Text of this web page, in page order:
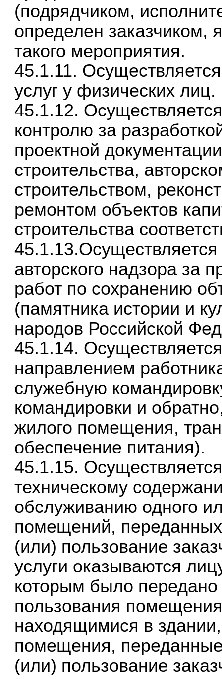
(подрядчиком,
определен заказчиком,
такого мероприятия.
45.1.11.
услуг у физических лиц.
45.1.12.
контролю за
проектной
строительства,
строительством,
ремонтом объектов
строительства
45.1.13.Осуществляется
авторского надзора за
работ по сохранению
(памятника истории и
народов Российской
45.1.14.
направлением
служебную
командировки и
жилого помещения,
обеспечение питания).
45.1.15.
техническому
обслуживанию одного
помещений,
(или) пользование
услуги оказываются
которым было
пользования
находящимися в
помещения,
(или) пользование